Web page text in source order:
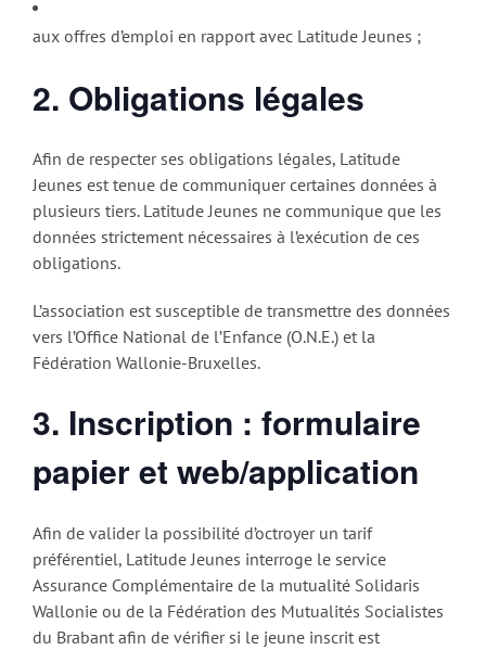
aux offres d’emploi en rapport avec Latitude Jeunes ;
2. Obligations légales
Afin de respecter ses obligations légales, Latitude
Jeunes est tenue de communiquer certaines données à
plusieurs tiers. Latitude Jeunes ne communique que les
données strictement nécessaires à l’exécution de ces
obligations.
L’association est susceptible de transmettre des données
vers l’Office National de l’Enfance (O.N.E.) et la
Fédération Wallonie-Bruxelles.
3. Inscription : formulaire
papier et web/application
Afin de valider la possibilité d’octroyer un tarif
préférentiel, Latitude Jeunes interroge le service
Assurance Complémentaire de la mutualité Solidaris
Wallonie ou de la Fédération des Mutualités Socialistes
du Brabant afin de vérifier si le jeune inscrit est